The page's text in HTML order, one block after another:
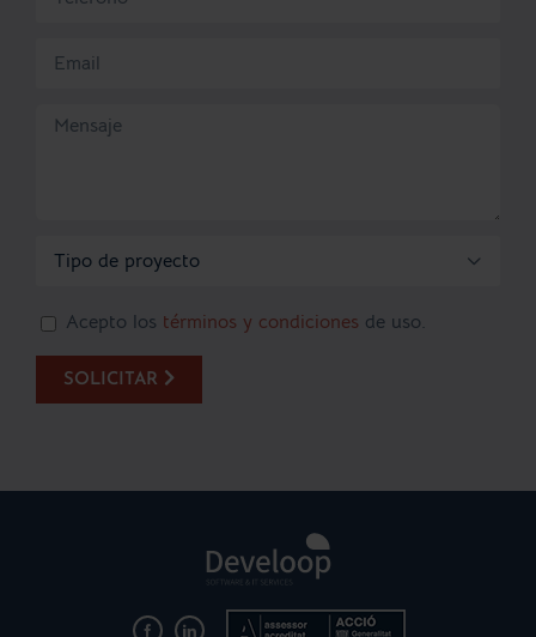

Acepto los términos y condiciones de uso.
SOLICITAR